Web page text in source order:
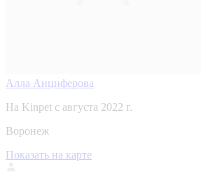
Алла Анциферова
На Kinpet c августа 2022 г.
Воронеж
Показать на карте